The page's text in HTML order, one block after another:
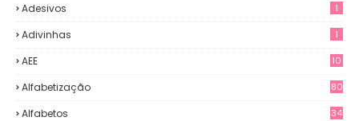
Adesivos 1
Adivinhas 1
AEE 10
Alfabetização 80
Alfabetos 34